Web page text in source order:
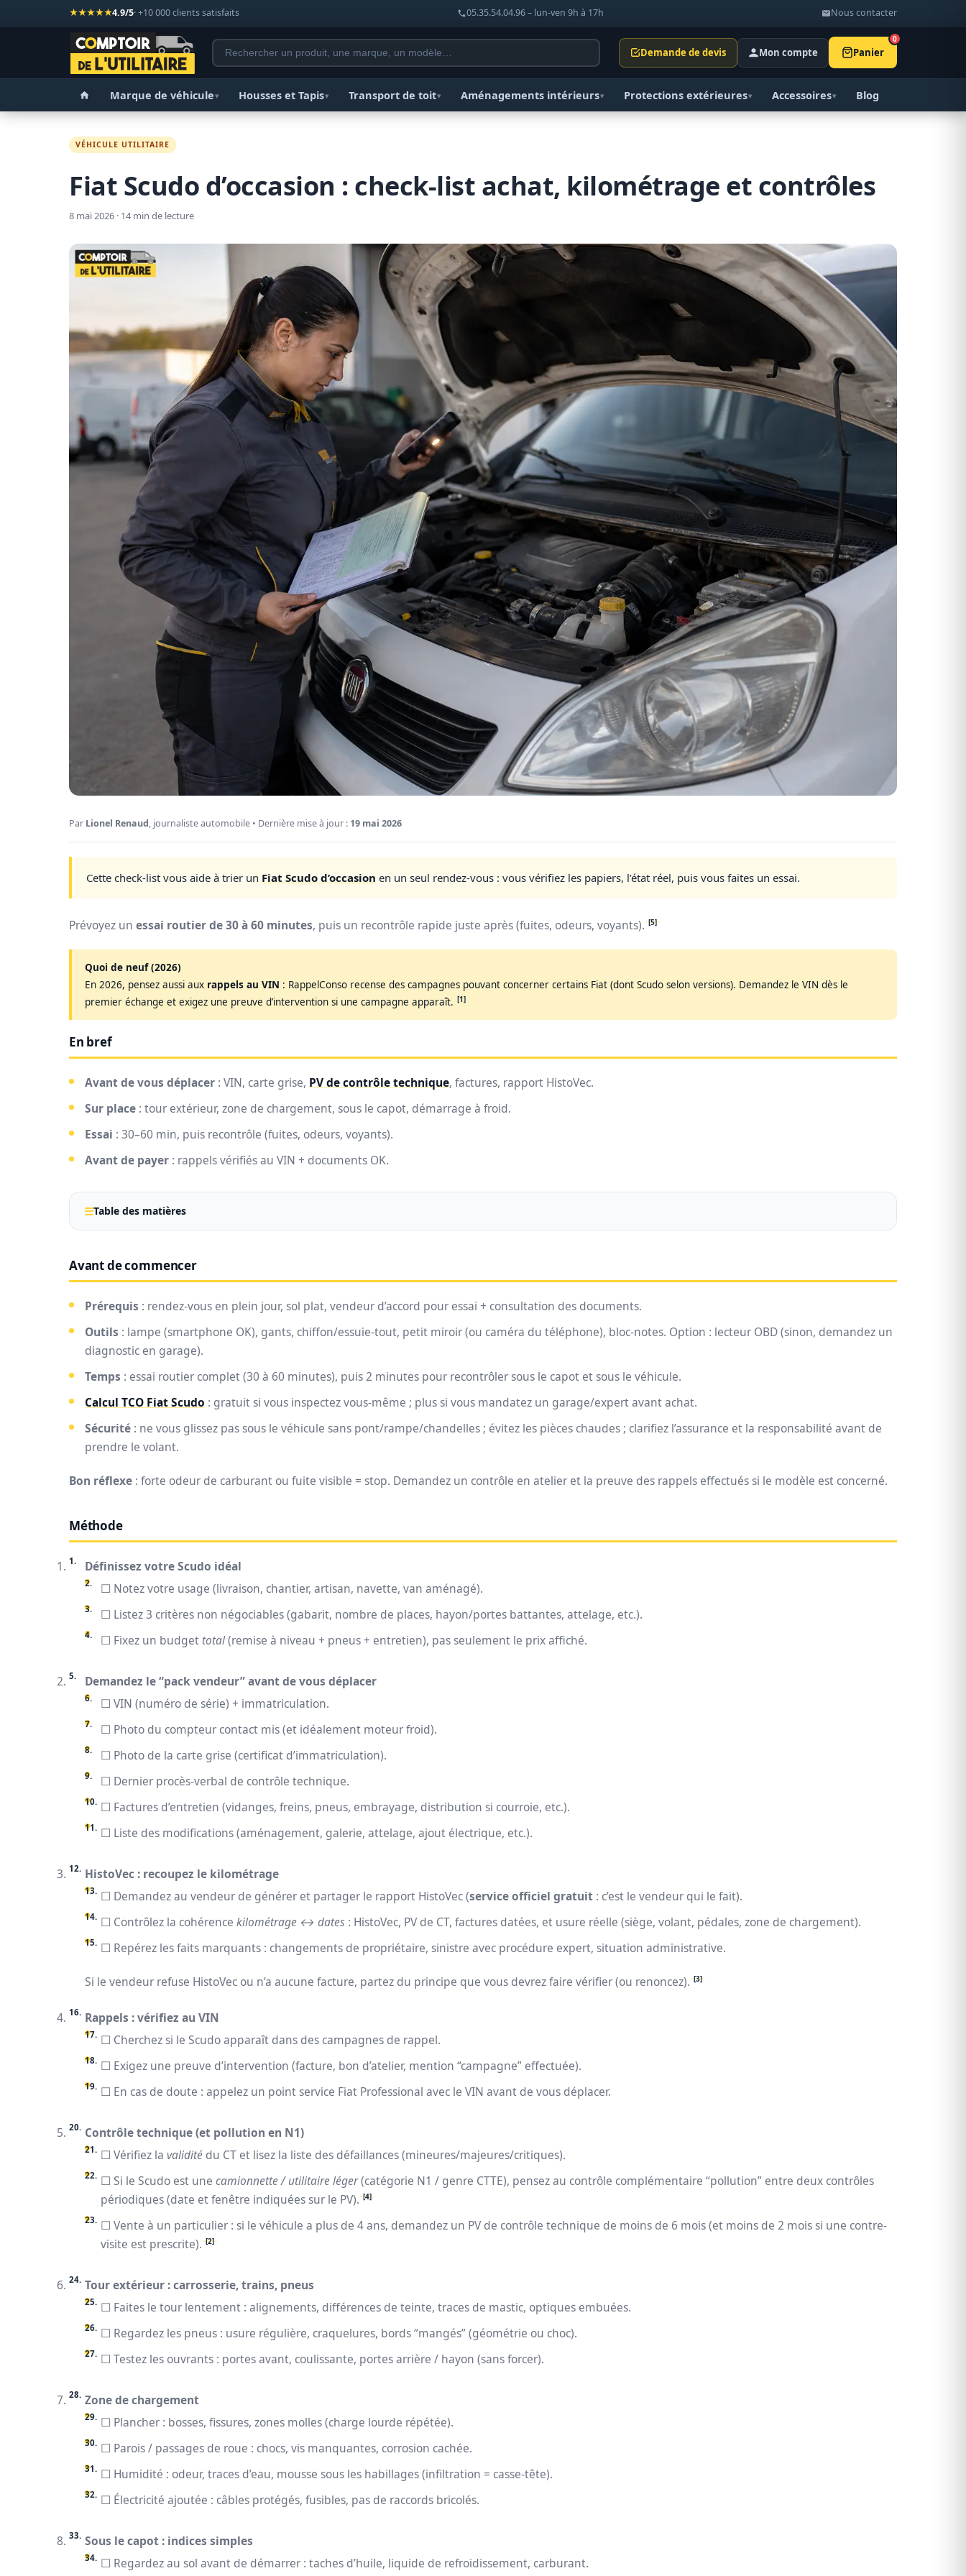
★★★★★4.9/5· +10 000 clients satisfaits 05.35.54.04.96 – lun-ven 9h à 17h Nous contacter
Demande de devis Mon compte Panier
0
Marque de véhicule▾ Housses et Tapis▾ Transport de toit▾ Aménagements intérieurs▾ Protections extérieures▾ Accessoires▾ Blog
VÉHICULE UTILITAIRE
Fiat Scudo d’occasion : check-list achat, kilométrage et contrôles
8 mai 2026 · 14 min de lecture
Par Lionel Renaud, journaliste automobile • Dernière mise à jour : 19 mai 2026
Cette check-list vous aide à trier un Fiat Scudo d’occasion en un seul rendez-vous : vous vérifiez les papiers, l’état réel, puis vous faites un essai.
Prévoyez un essai routier de 30 à 60 minutes, puis un recontrôle rapide juste après (fuites, odeurs, voyants). [5]
Quoi de neuf (2026)
En 2026, pensez aussi aux rappels au VIN : RappelConso recense des campagnes pouvant concerner certains Fiat (dont Scudo selon versions). Demandez le VIN dès le
premier échange et exigez une preuve d’intervention si une campagne apparaît. [1]
En bref
Avant de vous déplacer : VIN, carte grise, PV de contrôle technique, factures, rapport HistoVec.
Sur place : tour extérieur, zone de chargement, sous le capot, démarrage à froid.
Essai : 30–60 min, puis recontrôle (fuites, odeurs, voyants).
Avant de payer : rappels vérifiés au VIN + documents OK.
Table des matières
Avant de commencer
Prérequis : rendez-vous en plein jour, sol plat, vendeur d’accord pour essai + consultation des documents.
Outils : lampe (smartphone OK), gants, chiffon/essuie-tout, petit miroir (ou caméra du téléphone), bloc-notes. Option : lecteur OBD (sinon, demandez un
diagnostic en garage).
Temps : essai routier complet (30 à 60 minutes), puis 2 minutes pour recontrôler sous le capot et sous le véhicule.
Calcul TCO Fiat Scudo : gratuit si vous inspectez vous-même ; plus si vous mandatez un garage/expert avant achat.
Sécurité : ne vous glissez pas sous le véhicule sans pont/rampe/chandelles ; évitez les pièces chaudes ; clarifiez l’assurance et la responsabilité avant de
prendre le volant.
Bon réflexe : forte odeur de carburant ou fuite visible = stop. Demandez un contrôle en atelier et la preuve des rappels effectués si le modèle est concerné.
Méthode
Définissez votre Scudo idéal
☐ Notez votre usage (livraison, chantier, artisan, navette, van aménagé).
☐ Listez 3 critères non négociables (gabarit, nombre de places, hayon/portes battantes, attelage, etc.).
☐ Fixez un budget total(remise à niveau + pneus + entretien), pas seulement le prix affiché.
Demandez le “pack vendeur” avant de vous déplacer
☐ VIN (numéro de série) + immatriculation.
☐ Photo du compteur contact mis (et idéalement moteur froid).
☐ Photo de la carte grise (certificat d’immatriculation).
☐ Dernier procès-verbal de contrôle technique.
☐ Factures d’entretien (vidanges, freins, pneus, embrayage, distribution si courroie, etc.).
☐ Liste des modifications (aménagement, galerie, attelage, ajout électrique, etc.).
HistoVec : recoupez le kilométrage
☐ Demandez au vendeur de générer et partager le rapport HistoVec (service officiel gratuit : c’est le vendeur qui le fait).
☐ Contrôlez la cohérence kilométrage ↔ dates : HistoVec, PV de CT, factures datées, et usure réelle (siège, volant, pédales, zone de chargement).
☐ Repérez les faits marquants : changements de propriétaire, sinistre avec procédure expert, situation administrative.
Si le vendeur refuse HistoVec ou n’a aucune facture, partez du principe que vous devrez faire vérifier (ou renoncez). [3]
Rappels : vérifiez au VIN
☐ Cherchez si le Scudo apparaît dans des campagnes de rappel.
☐ Exigez une preuve d’intervention (facture, bon d’atelier, mention “campagne” effectuée).
☐ En cas de doute : appelez un point service Fiat Professional avec le VIN avant de vous déplacer.
Contrôle technique (et pollution en N1)
☐ Vérifiez la validité du CT et lisez la liste des défaillances (mineures/majeures/critiques).
☐ Si le Scudo est une camionnette / utilitaire léger(catégorie N1 / genre CTTE), pensez au contrôle complémentaire “pollution” entre deux contrôles
périodiques (date et fenêtre indiquées sur le PV). [4]
☐ Vente à un particulier : si le véhicule a plus de 4 ans, demandez un PV de contrôle technique de moins de 6 mois (et moins de 2 mois si une contre-
visite est prescrite). [2]
Tour extérieur : carrosserie, trains, pneus
☐ Faites le tour lentement : alignements, différences de teinte, traces de mastic, optiques embuées.
☐ Regardez les pneus : usure régulière, craquelures, bords “mangés” (géométrie ou choc).
☐ Testez les ouvrants : portes avant, coulissante, portes arrière / hayon (sans forcer).
Zone de chargement
☐ Plancher : bosses, fissures, zones molles (charge lourde répétée).
☐ Parois / passages de roue : chocs, vis manquantes, corrosion cachée.
☐ Humidité : odeur, traces d’eau, mousse sous les habillages (infiltration = casse-tête).
☐ Électricité ajoutée : câbles protégés, fusibles, pas de raccords bricolés.
Sous le capot : indices simples
☐ Regardez au sol avant de démarrer : taches d’huile, liquide de refroidissement, carburant.